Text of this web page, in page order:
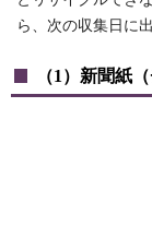
ら、次の収集日に
（1）新聞紙